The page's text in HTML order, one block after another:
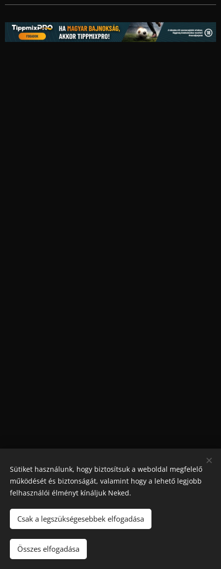
Maradjon játék
!. A túlzásba vitt szerencsejáték ártalmas,
függőséget okozhat! 🔞
Sütiket használunk, hogy biztosítsuk a weboldal megfelelő
működését és biztonságát, valamint hogy a lehető legjobb
felhasználói élményt kínáljuk Neked.
Csak a legszükségesebbek elfogadása
Összes elfogadása